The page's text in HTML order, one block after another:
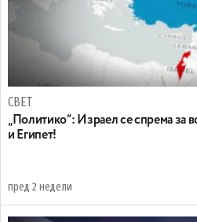
СВЕТ
„Политико“: Израел се спрема за
и Египет!
пред 2 недели